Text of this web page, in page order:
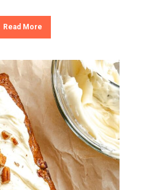
Read More